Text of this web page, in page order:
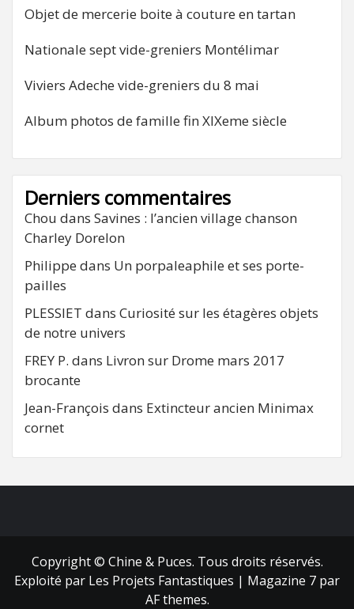
Objet de mercerie boite à couture en tartan
Nationale sept vide-greniers Montélimar
Viviers Adeche vide-greniers du 8 mai
Album photos de famille fin XIXeme siècle
Derniers commentaires
Chou dans Savines : l’ancien village chanson
Charley Dorelon
Philippe dans Un porpaleaphile et ses porte-
pailles
PLESSIET dans Curiosité sur les étagères objets
de notre univers
FREY P. dans Livron sur Drome mars 2017
brocante
Jean-François dans Extincteur ancien Minimax
cornet
Copyright © Chine & Puces. Tous droits réservés.
Exploité par Les Projets Fantastiques | Magazine 7 par
AF themes.